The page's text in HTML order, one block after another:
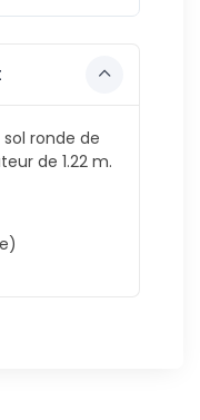
ronde de
de 1.22 m.